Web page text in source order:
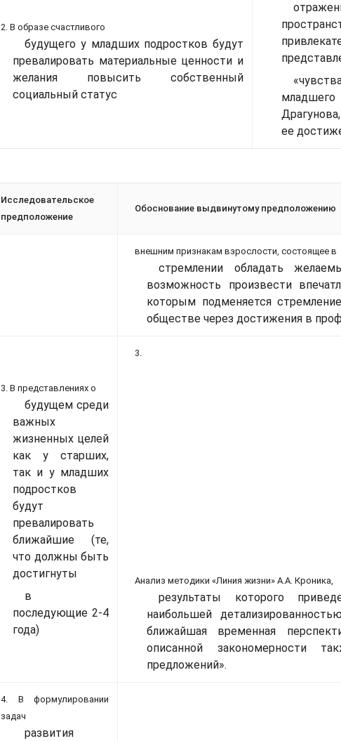
2. В образе счастливого
будущего у младших подростков будут
превалировать материальные ценности и
желания повысить собственный
социальный статус
младшего
ее
Исследовательское
предположение
Обоснование выдвинутому предположению
внешним признакам взрослости, состоящее в
стремлении обладать
возможность произвести
которым подменяется
обществе через достижения в
3. В представлениях о
будущем среди
важных
жизненных целей
как у старших,
так и у младших
подростков
будут
превалировать
ближайшие (те,
что должны быть
достигнуты
в
последующие 2-4
года)
3.
Анализ методики «Линия жизни» А.А. Кроника,
результаты которого
наибольшей
ближайшая временная
описанной закономерности
предложений».
4. В формулировании
задач
развития